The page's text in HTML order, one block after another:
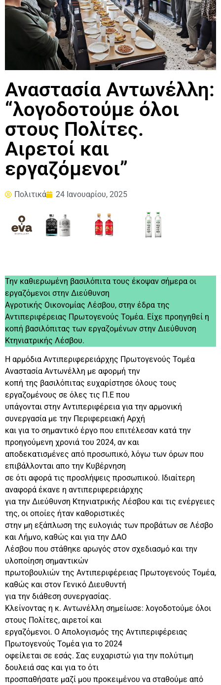
Αναστασία Αντωνέλλη:
“λογοδοτούμε όλοι
στους Πολίτες.
Αιρετοί και
εργαζόμενοι”
Πολιτικά 24 Ιανουαρίου, 2025
Την καθιερωμένη βασιλόπιτα τους έκοψαν σήμερα οι
εργαζόμενοι στην Διεύθυνση
Αγροτικής Οικονομίας Λέσβου, στην έδρα της
Αντιπεριφέρειας Πρωτογενούς Τομέα. Είχε προηγηθεί η
κοπή βασιλόπιτας των εργαζομένων στην Διεύθυνση
Κτηνιατρικής Λέσβου.
Η αρμόδια Αντιπεριφερειάρχης Πρωτογενούς Τομέα
Αναστασία Αντωνέλλη με αφορμή την
κοπή της βασιλόπιτας ευχαρίστησε όλους τους
εργαζομένους σε όλες τις Π.Ε που
υπάγονται στην Αντιπεριφέρεια για την αρμονική
συνεργασία με την Περιφερειακή Αρχή
και για το σημαντικό έργο που επιτέλεσαν κατά την
προηγούμενη χρονιά του 2024, αν και
αποδεκατισμένες από προσωπικό, λόγω των όρων που
επιβάλλονται απο την Κυβέρνηση
σε ότι αφορά τις προσλήψεις προσωπικού. Ιδιαίτερη
αναφορά έκανε η αντιπεριφερειάρχης
για την Διεύθυνση Κτηνιατρικής Λέσβου και τις ενέργειες
της, οι οποίες ήταν καθοριστικές
στην μη εξάπλωση της ευλογιάς των προβάτων σε Λέσβο
και Λήμνο, καθώς και για την ΔΑΟ
Λέσβου που στάθηκε αρωγός στον σχεδιασμό και την
υλοποίηση σημαντικών
πρωτοβουλιών της Αντιπεριφέρειας Πρωτογενούς Τομέα,
καθώς και στον Γενικό Διευθυντή
για την διάθεση συνεργασίας.
Κλείνοντας η κ. Αντωνέλλη σημείωσε: λογοδοτούμε όλοι
στους Πολίτες, αιρετοί και
εργαζόμενοι. Ο Απολογισμός της Αντιπεριφέρειας
Πρωτογενούς Τομέα για το 2024
οφείλεται σε εσάς. Σας ευχαριστώ για την πολύτιμη
δουλειά σας και για το ότι
προσπαθήσατε μαζί μου προκειμένου να σταθούμε από